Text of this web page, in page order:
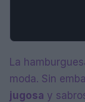
La
moda. Sin
jugosa y